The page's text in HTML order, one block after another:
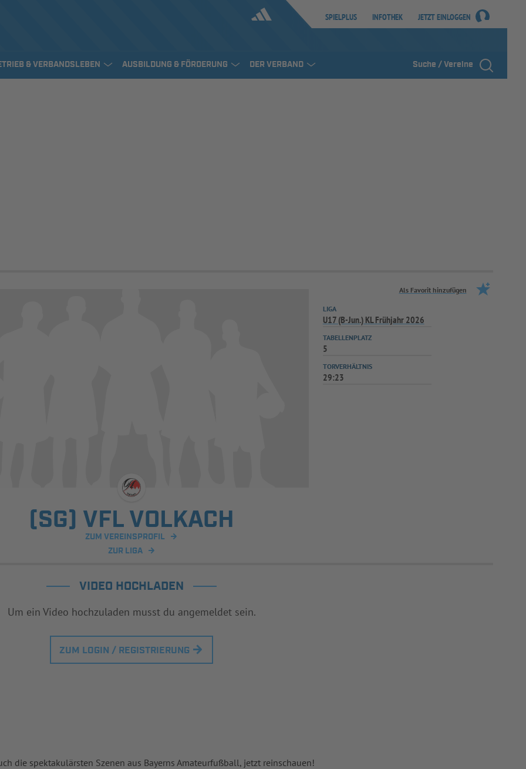
SPIELPLUS INFOTHEK JETZT EINLOGGEN
& VERBANDSLEBEN AUSBILDUNG & FÖRDERUNG DER VERBAND Suche / Vereine
Als Favorit hinzufügen
(SG) VFL VOLKACH
ZUM VEREINSPROFIL
ZUR LIGA
LIGA
U17 (B-Jun.) KL Frühjahr 2026
TABELLENPLATZ
5
TORVERHÄLTNIS
29:23
VIDEO HOCHLADEN
Um ein Video hochzuladen musst du angemeldet sein.
ZUM LOGIN / REGISTRIERUNG
die spektakulärsten Szenen aus Bayerns Amateurfußball, jetzt reinschauen!